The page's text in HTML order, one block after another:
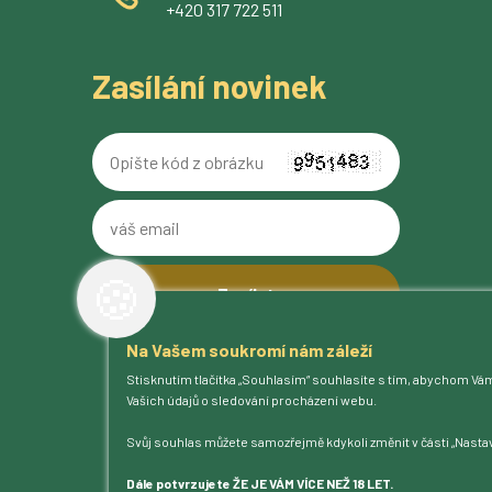
Na Vašem soukromí nám záleží
Stisknutím tlačítka „Souhlasím“ souhlasíte s tím, abychom
Vašich údajů o sledování procházení webu.
Svůj souhlas můžete samozřejmě kdykoli změnit v části
Dále potvrzujete ŽE JE VÁM VÍCE NEŽ 18 LET.
O pivovaru
Naše piva
Kam na Ferdinanda
Blog
Kontakt
+420 317 722 511
Zasílání novinek
Opište
kód
váš
email